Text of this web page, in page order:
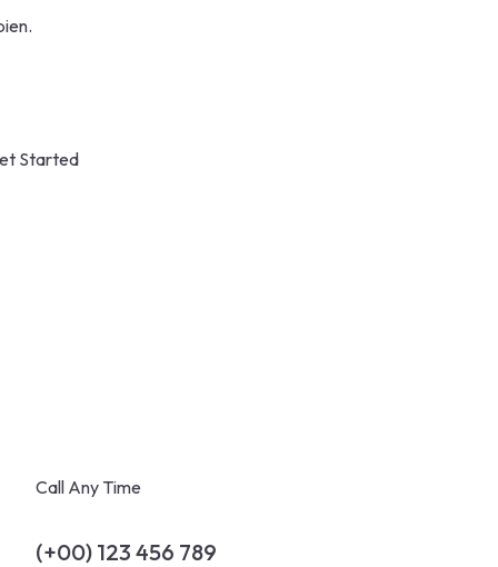
Started
Call Any Time
(+00) 123 456 789